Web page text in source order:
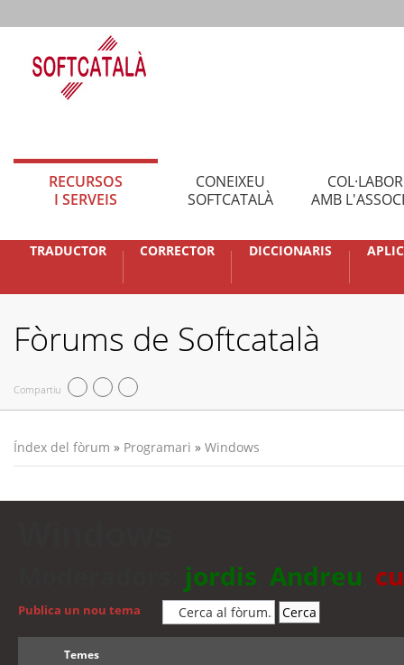
RECURSOS
I SERVEIS
CONEIXEU
SOFTCATALÀ
AMB
TRADUCTOR CORRECTOR DICCIONARIS
Fòrums de Softcatalà
Compartiu
Índex del fòrum » Programari » Windows
jordis Andreu
Publica un nou tema
Temes